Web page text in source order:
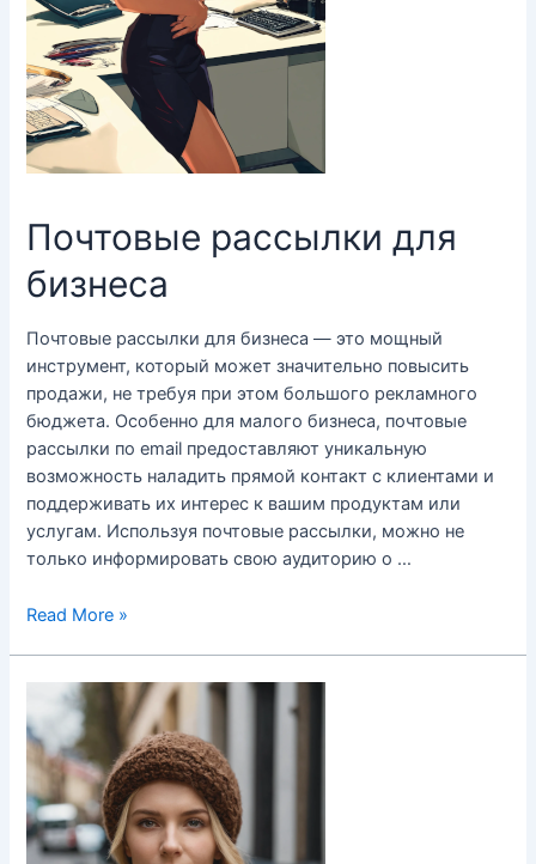
Почтовые рассылки для
бизнеса
Почтовые рассылки для бизнеса — это мощный
инструмент, который может значительно повысить
продажи, не требуя при этом большого рекламного
бюджета. Особенно для малого бизнеса, почтовые
рассылки по email предоставляют уникальную
возможность наладить прямой контакт с клиентами и
поддерживать их интерес к вашим продуктам или
услугам. Используя почтовые рассылки, можно не
только информировать свою аудиторию о …
Почтовые
бизнеса
Read More »